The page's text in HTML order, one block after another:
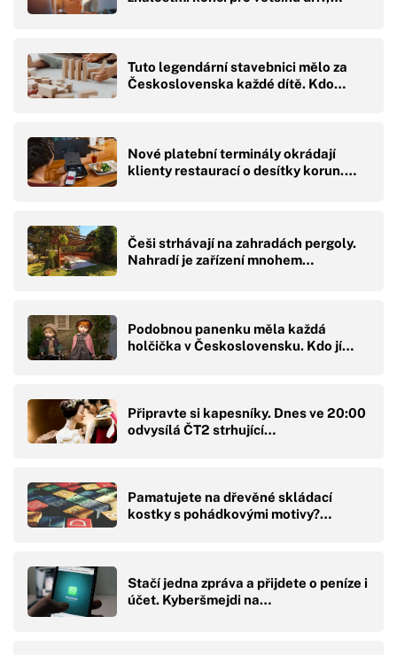
Tuto legendární stavebnici mělo za
Československa každé dítě. Kdo…
Nové platební terminály okrádají
klienty restaurací o desítky korun.…
Češi strhávají na zahradách pergoly.
Nahradí je zařízení mnohem…
Podobnou panenku měla každá
holčička v Československu. Kdo jí…
Připravte si kapesníky. Dnes ve 20:00
odvysílá ČT2 strhující…
Pamatujete na dřevěné skládací
kostky s pohádkovými motivy?…
Stačí jedna zpráva a přijdete o peníze i
účet. Kyberšmejdi na…